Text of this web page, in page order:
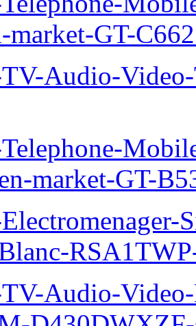
market-GT-
TV-Audio-
market-GT-
TV-Audio-